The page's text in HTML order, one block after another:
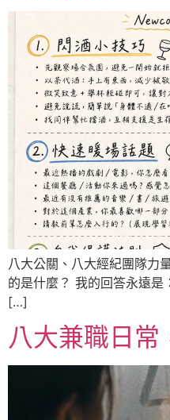
八大公關、八大經紀團隊力
的是什麼？ 我的回答永遠
[…]
八大兼職日常